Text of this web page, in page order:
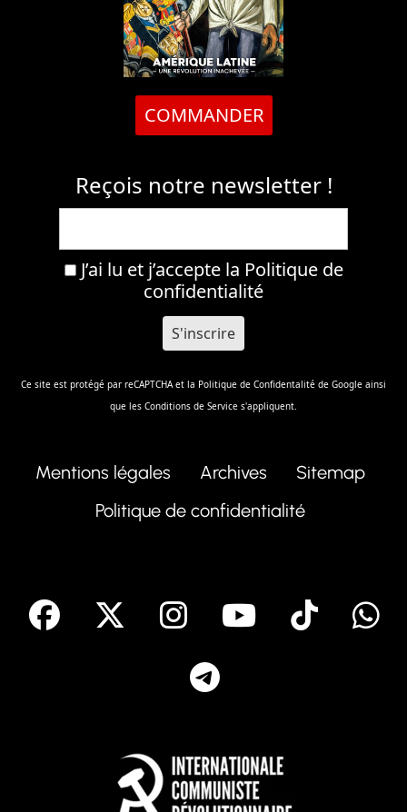
COMMANDER
Reçois notre newsletter !
J’ai lu et j’accepte la Politique de
confidentialité
Ce site est protégé par reCAPTCHA et la Politique de Confidentalité de Google ainsi
que les Conditions de Service s'appliquent.
Mentions légales Archives
Sitemap
Politique de confidentialité
facebook Instagram
Youtube
Tik